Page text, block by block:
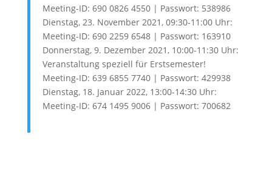
Meeting-ID: 690 0826 4550 | Passwort: 538986
Dienstag, 23. November 2021, 09:30-11:00 Uhr:
Meeting-ID: 690 2259 6548 | Passwort: 163910
Donnerstag, 9. Dezember 2021, 10:00-11:30 Uhr:
Veranstaltung speziell für Erstsemester!
Meeting-ID: 639 6855 7740 | Passwort: 429938
Dienstag, 18. Januar 2022, 13:00-14:30 Uhr:
Meeting-ID: 674 1495 9006 | Passwort: 700682